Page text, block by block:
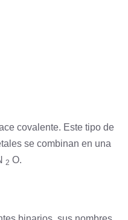
covalente. Este tipo de
se combinan en una
2 O.